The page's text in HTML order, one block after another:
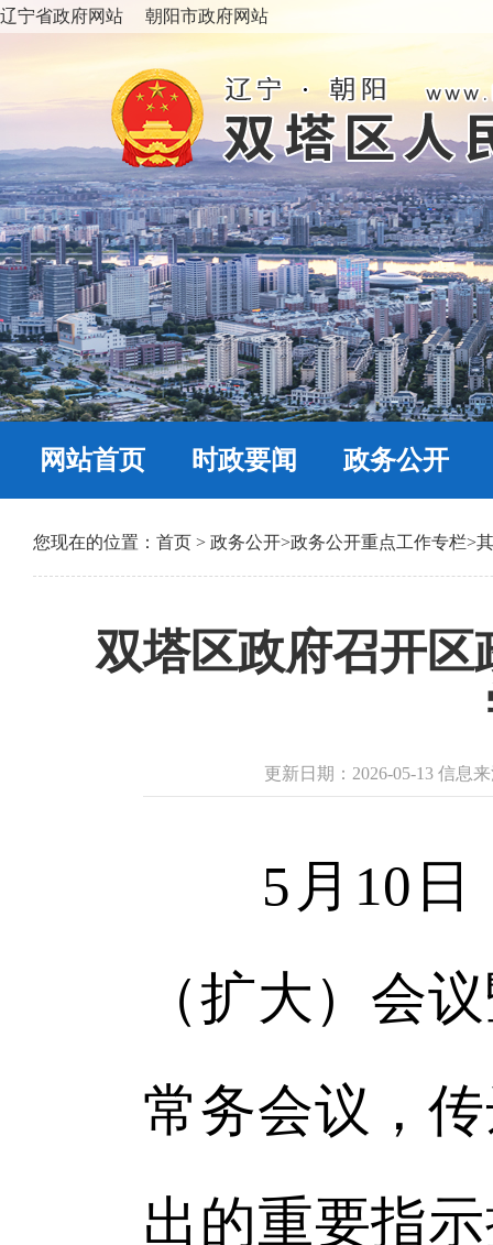
辽宁省政府网站 朝阳市政府网站
网站首页 时政要闻 政务公开
您现在的位置： 首页 > 政务公开>政务公开重点工作专栏>
双塔区政府召开区
更新日期：2026-05-13 信息
5月10日，
（扩大）会
常务会议，
出的重要指